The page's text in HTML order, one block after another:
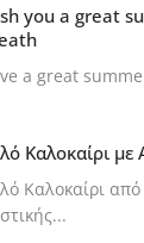
you a great
a great
Καλοκαίρι με
Καλοκαίρι